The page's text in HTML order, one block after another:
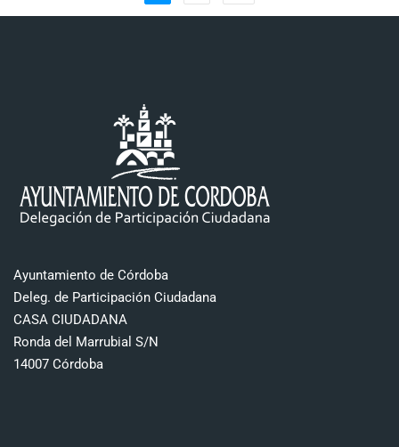
Ayuntamiento de Córdoba
Deleg. de Participación Ciudadana
CASA CIUDADANA
Ronda del Marrubial S/N
14007 Córdoba